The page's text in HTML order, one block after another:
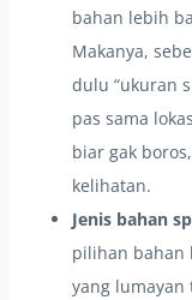
bahan lebih
Makanya,
dulu “ukuran
pas sama
biar gak
kelihatan.
Jenis bahan
pilihan bahan
yang lumayan